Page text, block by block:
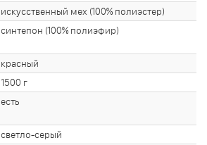
искусственный мех (100% полиэстер)
синтепон (100% полиэфир)
красный
1500 г
есть
светло-серый